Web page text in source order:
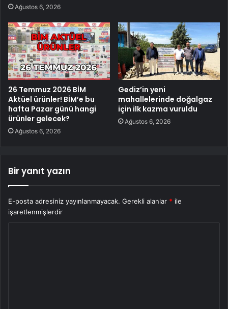
Ağustos 6, 2026
26 Temmuz 2026 BİM
Aktüel ürünler! BİM’e bu
hafta Pazar günü hangi
ürünler gelecek?
Ağustos 6, 2026
Gediz’in yeni
mahallelerinde doğalgaz
için ilk kazma vuruldu
Ağustos 6, 2026
Bir yanıt yazın
E-posta adresiniz yayınlanmayacak. Gerekli alanlar * ile
işaretlenmişlerdir